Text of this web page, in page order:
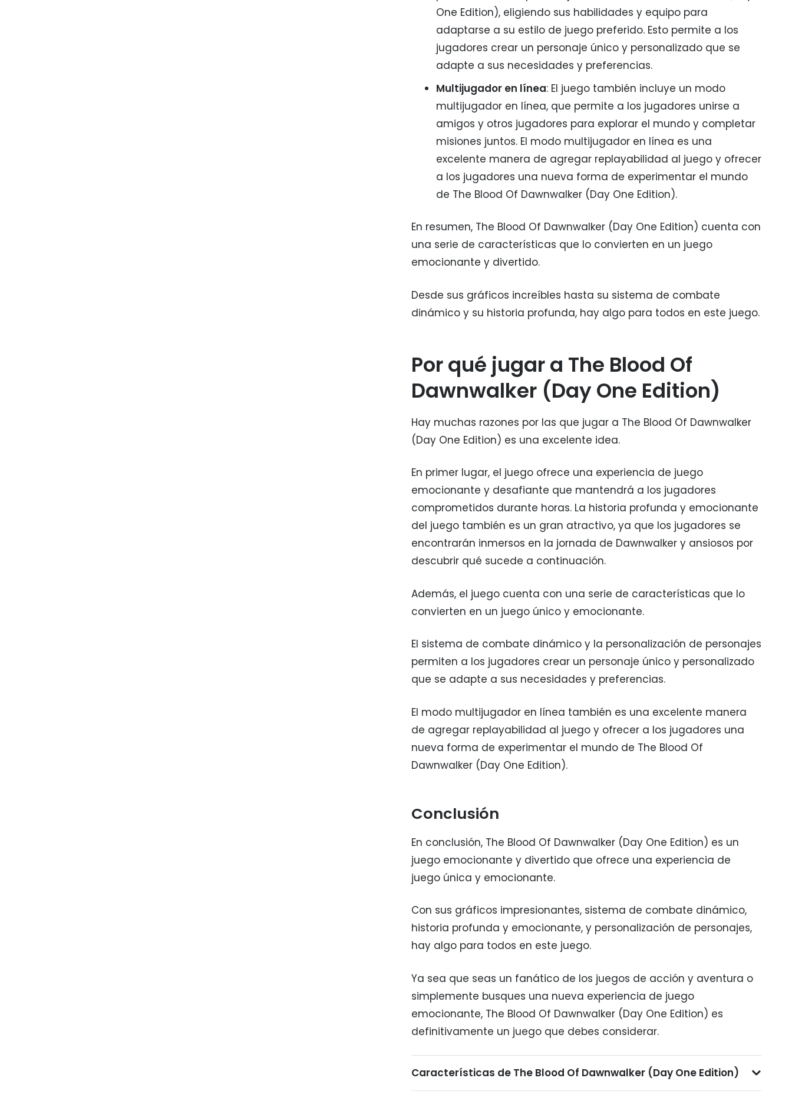
One Edition), eligiendo sus habilidades y equipo para
adaptarse a su estilo de juego preferido. Esto permite a los
jugadores crear un personaje único y personalizado que se
adapte a sus necesidades y preferencias.
Multijugador en línea: El juego también incluye un modo
multijugador en línea, que permite a los jugadores unirse a
amigos y otros jugadores para explorar el mundo y completar
misiones juntos. El modo multijugador en línea es una
excelente manera de agregar replayabilidad al juego y ofrecer
a los jugadores una nueva forma de experimentar el mundo
de The Blood Of Dawnwalker (Day One Edition).
En resumen, The Blood Of Dawnwalker (Day One Edition) cuenta con
una serie de características que lo convierten en un juego
emocionante y divertido.
Desde sus gráficos increíbles hasta su sistema de combate
dinámico y su historia profunda, hay algo para todos en este juego.
Por qué jugar a The Blood Of
Dawnwalker (Day One Edition)
Hay muchas razones por las que jugar a The Blood Of Dawnwalker
(Day One Edition) es una excelente idea.
En primer lugar, el juego ofrece una experiencia de juego
emocionante y desafiante que mantendrá a los jugadores
comprometidos durante horas. La historia profunda y emocionante
del juego también es un gran atractivo, ya que los jugadores se
encontrarán inmersos en la jornada de Dawnwalker y ansiosos por
descubrir qué sucede a continuación.
Además, el juego cuenta con una serie de características que lo
convierten en un juego único y emocionante.
El sistema de combate dinámico y la personalización de personajes
permiten a los jugadores crear un personaje único y personalizado
que se adapte a sus necesidades y preferencias.
El modo multijugador en línea también es una excelente manera
de agregar replayabilidad al juego y ofrecer a los jugadores una
nueva forma de experimentar el mundo de The Blood Of
Dawnwalker (Day One Edition).
Conclusión
En conclusión, The Blood Of Dawnwalker (Day One Edition) es un
juego emocionante y divertido que ofrece una experiencia de
juego única y emocionante.
Con sus gráficos impresionantes, sistema de combate dinámico,
historia profunda y emocionante, y personalización de personajes,
hay algo para todos en este juego.
Ya sea que seas un fanático de los juegos de acción y aventura o
simplemente busques una nueva experiencia de juego
emocionante, The Blood Of Dawnwalker (Day One Edition) es
definitivamente un juego que debes considerar.
Características de The Blood Of Dawnwalker (Day One Edition)